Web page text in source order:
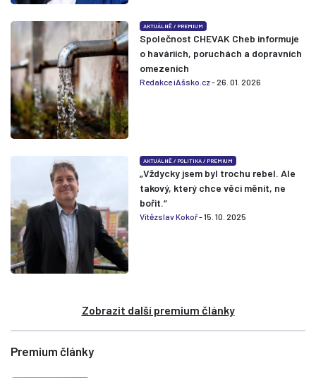
AKTUÁLNĚ /PREMIUM
Společnost CHEVAK Cheb informuje
o haváriích, poruchách a dopravních
omezeních
Redakce iAšsko.cz- 26. 01. 2026
AKTUÁLNĚ /POLITIKA /PREMIUM
„Vždycky jsem byl trochu rebel. Ale
takový, který chce věci měnit, ne
bořit.“
Vítězslav Kokoř- 15. 10. 2025
Zobrazit další premium články
Premium články